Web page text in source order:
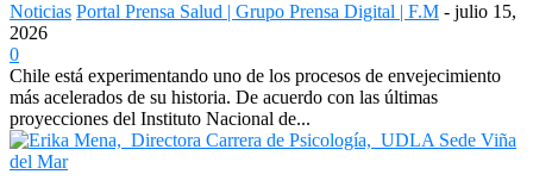
Noticias Portal Prensa Salud | Grupo Prensa Digital | F.M - julio 15,
2026
0
Chile está experimentando uno de los procesos de envejecimiento
más acelerados de su historia. De acuerdo con las últimas
proyecciones del Instituto Nacional de...